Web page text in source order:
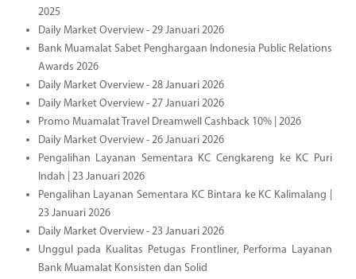
2025
Daily Market Overview - 29 Januari 2026
Bank Muamalat Sabet Penghargaan Indonesia Public Relations
Awards 2026
Daily Market Overview - 28 Januari 2026
Daily Market Overview - 27 Januari 2026
Promo Muamalat Travel Dreamwell Cashback 10% | 2026
Daily Market Overview - 26 Januari 2026
Pengalihan Layanan Sementara KC Cengkareng ke KC Puri
Indah | 23 Januari 2026
Pengalihan Layanan Sementara KC Bintara ke KC Kalimalang |
23 Januari 2026
Daily Market Overview - 23 Januari 2026
Unggul pada Kualitas Petugas Frontliner, Performa Layanan
Bank Muamalat Konsisten dan Solid